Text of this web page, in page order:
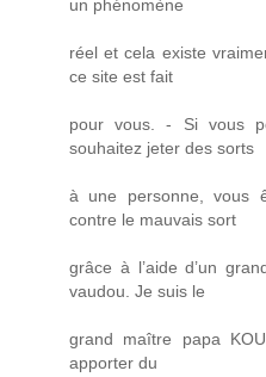
un phénomène
réel et cela existe
ce site est fait
pour vous. - Si vous
souhaitez jeter des sorts
à une personne, vous
contre le mauvais sort
grâce à l’aide d’un
vaudou. Je suis le
grand maître papa
apporter du